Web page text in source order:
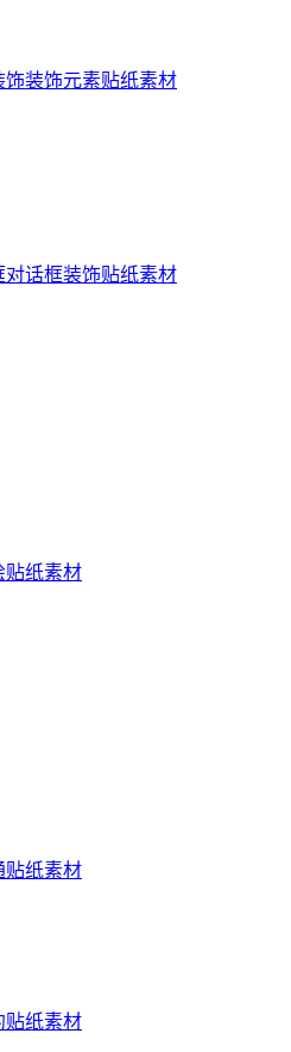
装饰元素贴纸素材
话框装饰贴纸素材
贴纸素材
贴纸素材
贴纸素材